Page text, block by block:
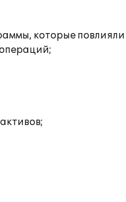
которые